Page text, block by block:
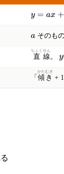
y
ax
b
y = ax +
a
a そのも
直
ちょく
線
せん
。 y
y
「 傾き
かたむき
+ 1